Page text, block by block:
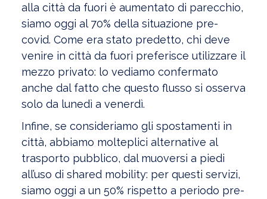
alla città da fuori è aumentato di parecchio,
siamo oggi al 70% della situazione pre-
covid. Come era stato predetto, chi deve
venire in città da fuori preferisce utilizzare il
mezzo privato: lo vediamo confermato
anche dal fatto che questo flusso si osserva
solo da lunedì a venerdì.
Infine, se consideriamo gli spostamenti in
città, abbiamo molteplici alternative al
trasporto pubblico, dal muoversi a piedi
all’uso di shared mobility: per questi servizi,
siamo oggi a un 50% rispetto a periodo pre-